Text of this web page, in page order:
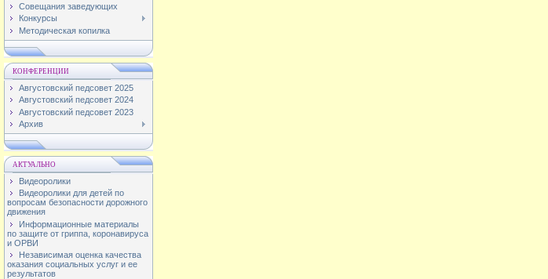
Совещания заведующих
Конкурсы
Методическая копилка
КОНФЕРЕНЦИИ
Августовский педсовет 2025
Августовский педсовет 2024
Августовский педсовет 2023
Архив
АКТУАЛЬНО
Видеоролики
Видеоролики для детей по
вопросам безопасности дорожного
движения
Информационные материалы
по защите от гриппа, коронавируса
и ОРВИ
Независимая оценка качества
оказания социальных услуг и ее
результатов